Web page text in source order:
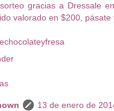
gracias a Dressale
valorado en $200, pásate
13 de enero de